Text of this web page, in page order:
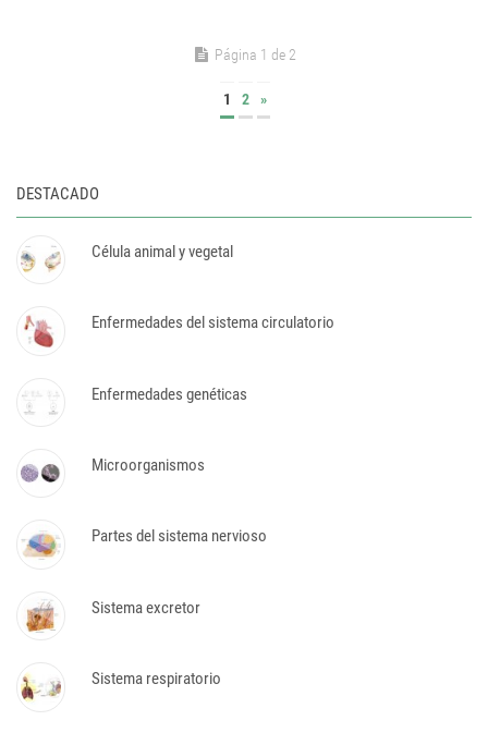
Página 1 de 2
1 2 »
DESTACADO
Célula animal y vegetal
Enfermedades del sistema circulatorio
Enfermedades genéticas
Microorganismos
Partes del sistema nervioso
Sistema excretor
Sistema respiratorio